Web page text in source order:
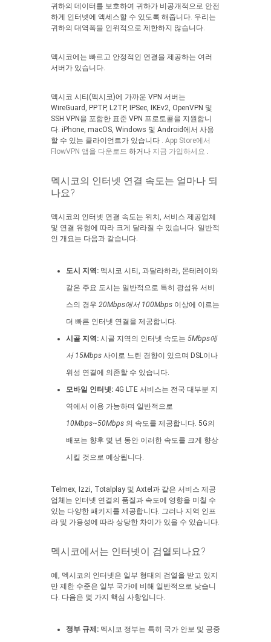
귀하의 데이터를 보호하여 귀하가 비공개적으로 안전
하게 인터넷에 액세스할 수 있도록 해줍니다. 우리는
귀하의 대역폭을 인위적으로 제한하지 않습니다.
멕시코에는 빠르고 안정적인 연결을 제공하는 여러
서버가 있습니다.
멕시코 시티(멕시코)에 가까운 VPN 서버는
WireGuard, PPTP, L2TP, IPSec, IKEv2, OpenVPN 및
SSH VPN을 포함한 표준 VPN 프로토콜을 지원합니
다. iPhone, macOS, Windows 및 Android에서 사용
할 수 있는 클라이언트가 있습니다 . App Store에서
FlowVPN 앱을 다운로드 하거나 지금 가입하세요 .
멕시코의 인터넷 연결 속도는 얼마나 되
나요?
멕시코의 인터넷 연결 속도는 위치, 서비스 제공업체
및 연결 유형에 따라 크게 달라질 수 있습니다. 일반적
인 개요는 다음과 같습니다.
도시 지역: 멕시코 시티, 과달라하라, 몬테레이와
같은 주요 도시는 일반적으로 특히 광섬유 서비
스의 경우 20Mbps에서 100Mbps 이상에 이르는
더 빠른 인터넷 연결을 제공합니다.
시골 지역: 시골 지역의 인터넷 속도는 5Mbps에
서 15Mbps 사이로 느린 경향이 있으며 DSL이나
위성 연결에 의존할 수 있습니다.
모바일 인터넷: 4G LTE 서비스는 전국 대부분 지
역에서 이용 가능하며 일반적으로
10Mbps~50Mbps 의 속도를 제공합니다. 5G의
배포는 향후 몇 년 동안 이러한 속도를 크게 향상
시킬 것으로 예상됩니다.
Telmex, Izzi, Totalplay 및 Axtel과 같은 서비스 제공
업체는 인터넷 연결의 품질과 속도에 영향을 미칠 수
있는 다양한 패키지를 제공합니다. 그러나 지역 인프
라 및 가용성에 따라 상당한 차이가 있을 수 있습니다.
멕시코에서는 인터넷이 검열되나요?
예, 멕시코의 인터넷은 일부 형태의 검열을 받고 있지
만 제한 수준은 일부 국가에 비해 일반적으로 낮습니
다. 다음은 몇 가지 핵심 사항입니다.
정부 규제: 멕시코 정부는 특히 국가 안보 및 공중